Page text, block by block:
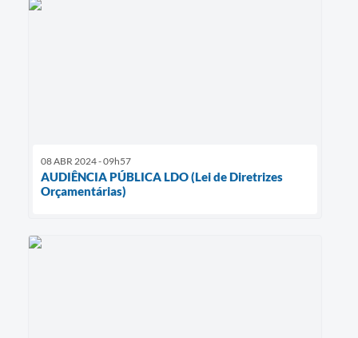
08 ABR 2024 - 09h57
AUDIÊNCIA PÚBLICA LDO (Lei de Diretrizes
Orçamentárias)